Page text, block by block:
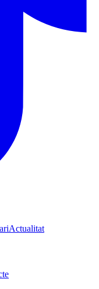
Actualitat